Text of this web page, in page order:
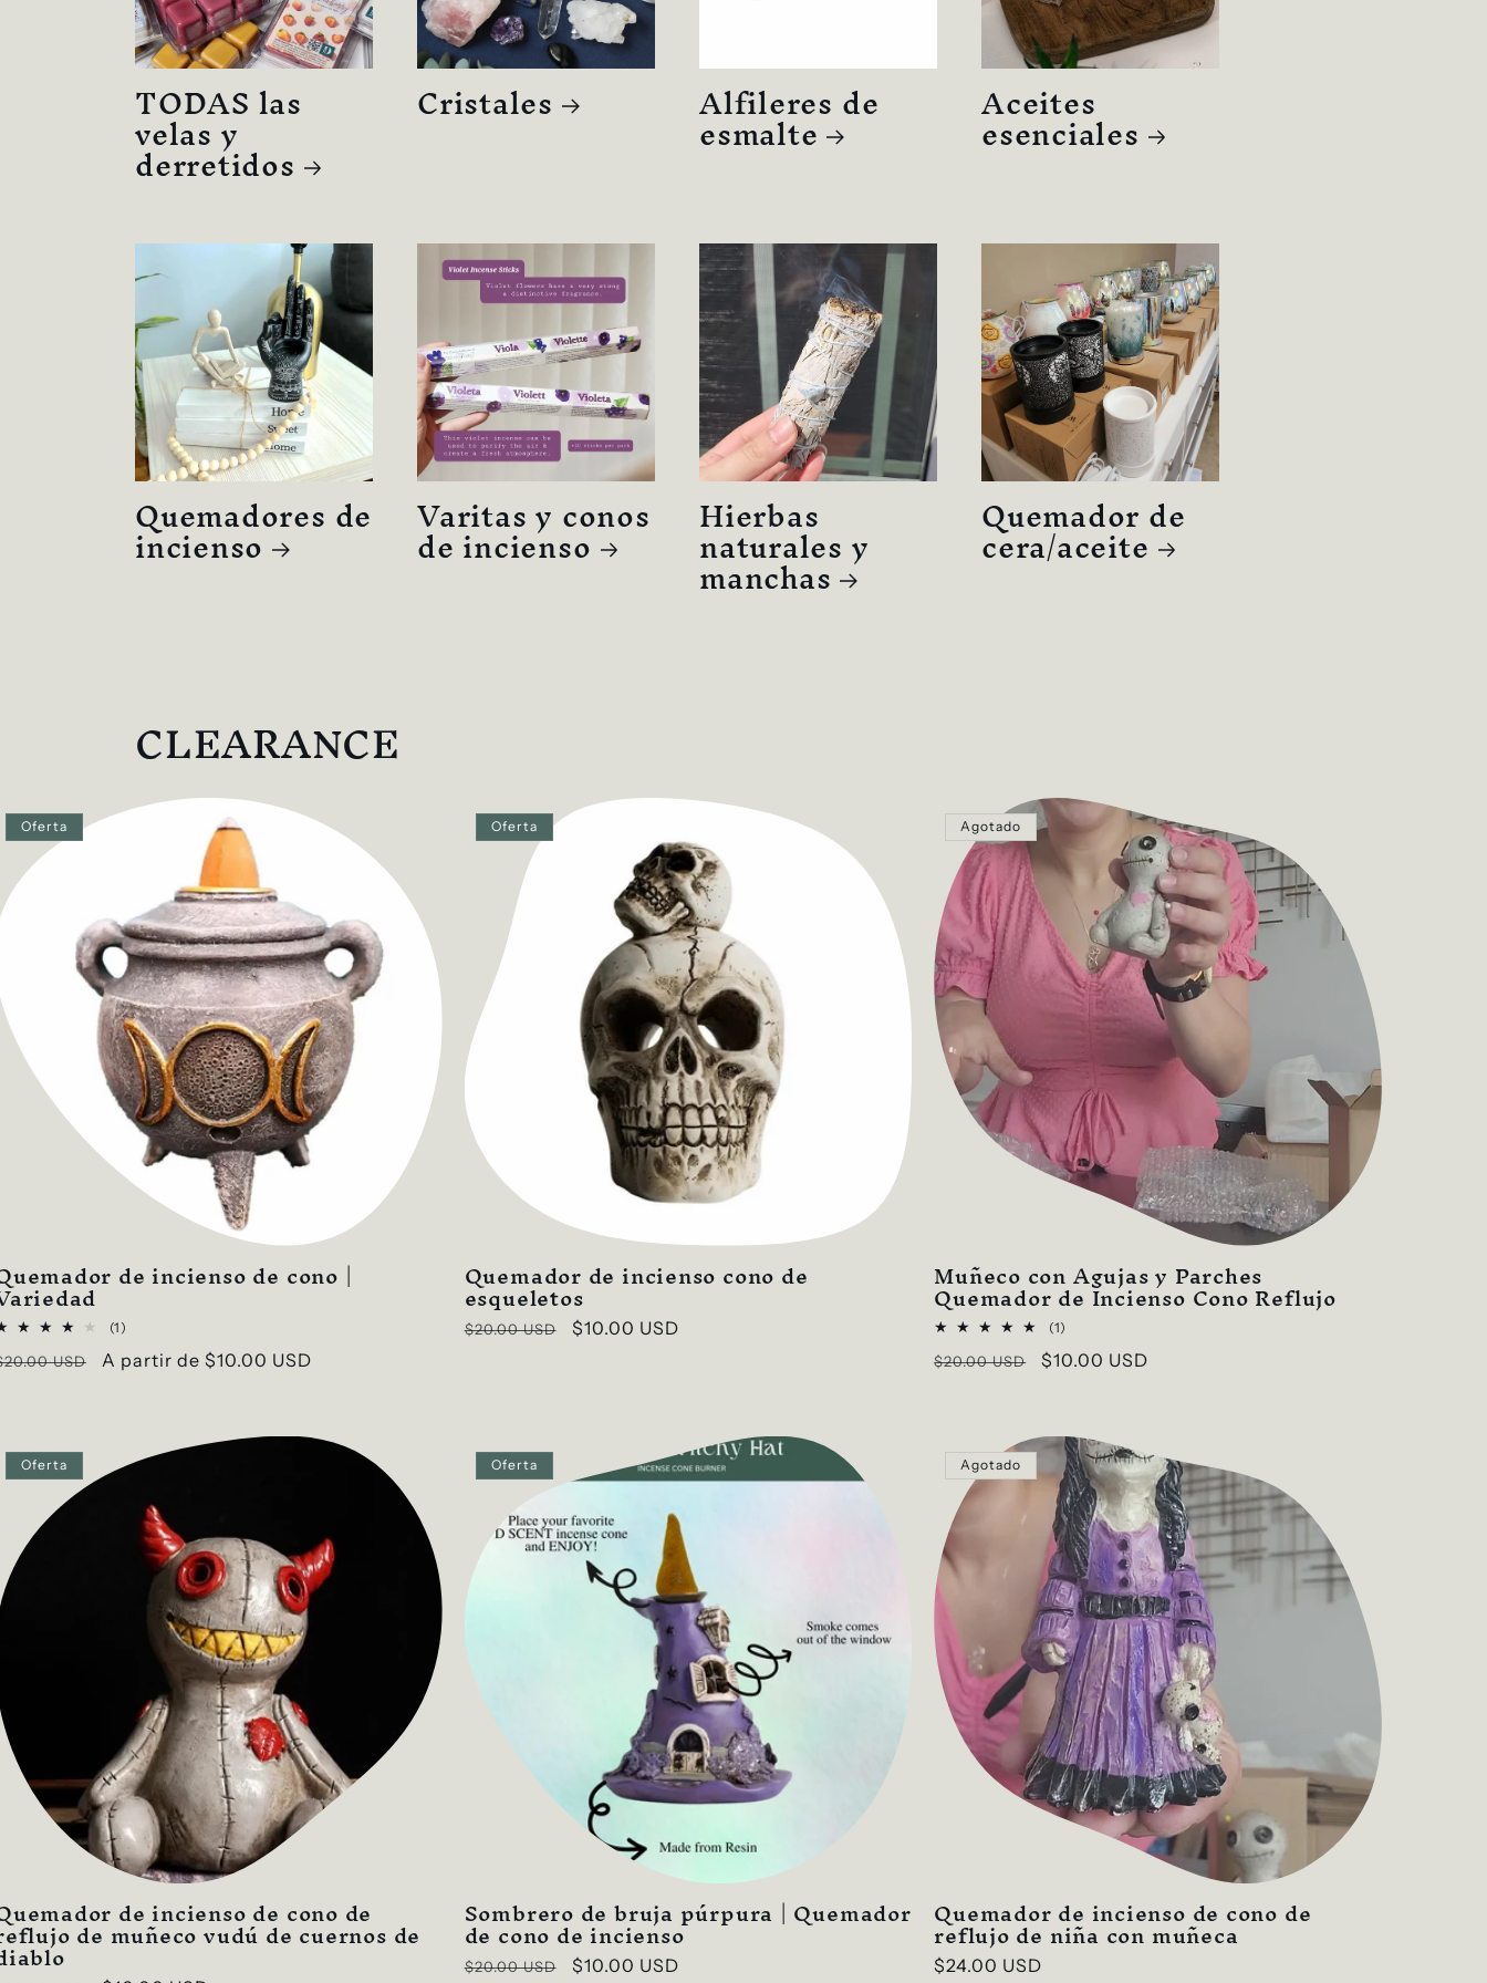
TODAS las
velas y
derretidos
Cristales Alfileres de
esmalte Aceites
esenciales
Quemadores de
incienso Varitas y conos
de incienso Hierbas
naturales y
manchas
Quemador de
cera/aceite
CLEARANCE
Oferta
de incienso de cono |
(1)
totales
USD
Precio
A partir de $10.00 USD
Oferta
Quemador de incienso cono de
esqueletos
Precio
$20.00 USD
Precio
$10.00 USD
Agotado
Muñeco con Agujas y Parches
Quemador de Incienso Cono Reflujo
(1)
totales
Precio
$20.00 USD
Precio
$10.00 USD
Oferta
de incienso de cono de
de muñeco vudú de cuernos de
Oferta
Sombrero de bruja púrpura | Quemador
de cono de incienso
Precio
$20.00 USD
Precio
$10.00 USD
Agotado
Quemador de incienso de cono de
reflujo de niña con muñeca
Precio
$24.00 USD